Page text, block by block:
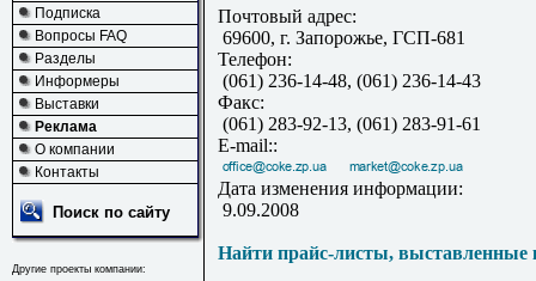
Подписка
Вопросы FAQ
Разделы
Информеры
Выставки
Реклама
О компании
Контакты
Поиск по сайту
Другие проекты компании:
Почтовый адрес:
69600, г. Запорожье, ГСП-681
Телефон:
(061) 236-14-48, (061) 236-14-43
Факс:
(061) 283-92-13, (061) 283-91-61
E-mail::
Дата изменения информации:
9.09.2008
Найти прайс-листы, выставленные